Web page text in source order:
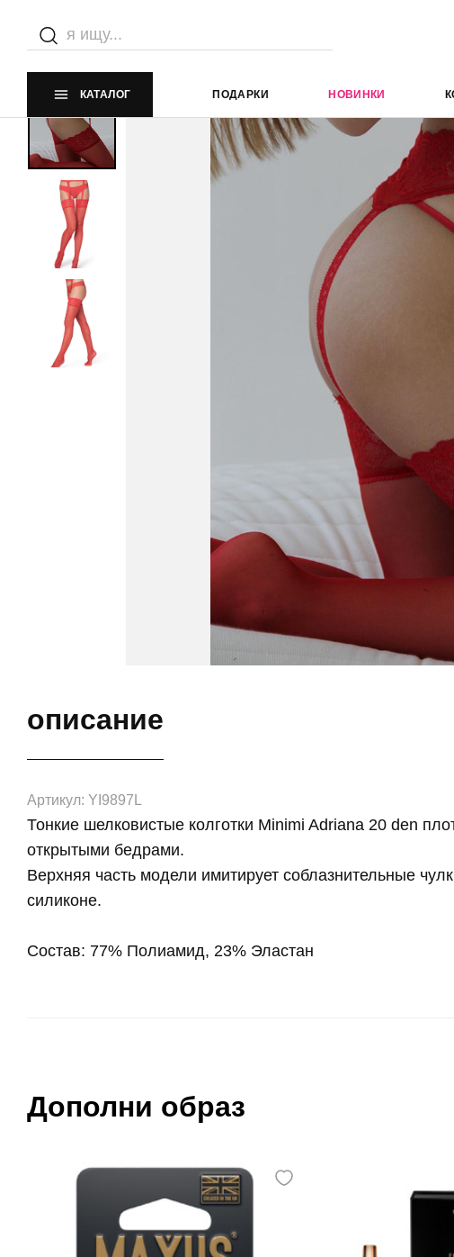
КАТАЛОГ ПОДАРКИ НОВИНКИ
Главная страница Эротические
описание
Артикул: YI9897L
Тонкие шелковистые колготки Minimi Adriana 20 den
открытыми бедрами.
Верхняя часть модели имитирует соблазнительные
силиконе.
Состав: 77% Полиамид, 23% Эластан
Дополни образ